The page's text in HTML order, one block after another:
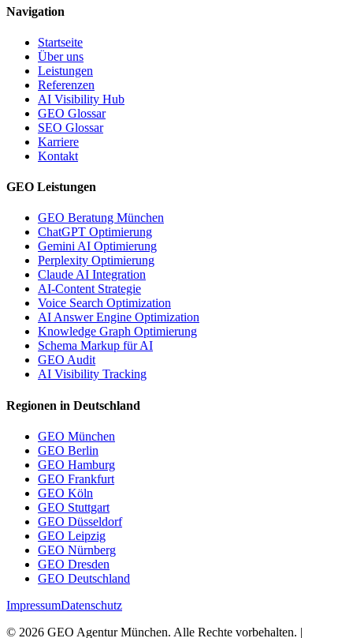
Navigation
Startseite
Über uns
Leistungen
Referenzen
AI Visibility Hub
GEO Glossar
SEO Glossar
Karriere
Kontakt
GEO Leistungen
GEO Beratung München
ChatGPT Optimierung
Gemini AI Optimierung
Perplexity Optimierung
Claude AI Integration
AI-Content Strategie
Voice Search Optimization
AI Answer Engine Optimization
Knowledge Graph Optimierung
Schema Markup für AI
GEO Audit
AI Visibility Tracking
Regionen in Deutschland
GEO München
GEO Berlin
GEO Hamburg
GEO Frankfurt
GEO Köln
GEO Stuttgart
GEO Düsseldorf
GEO Leipzig
GEO Nürnberg
GEO Dresden
GEO Deutschland
ImpressumDatenschutz
© 2026 GEO Agentur München. Alle Rechte vorbehalten. |